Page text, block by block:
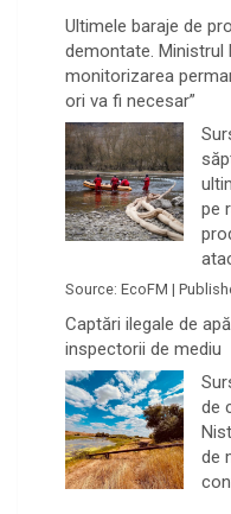
Ultimele baraje de
demontate. Ministrul
monitorizarea
ori va fi necesar”
pe
Source: EcoFM |
Captări ilegale de
inspectorii de mediu
de
de